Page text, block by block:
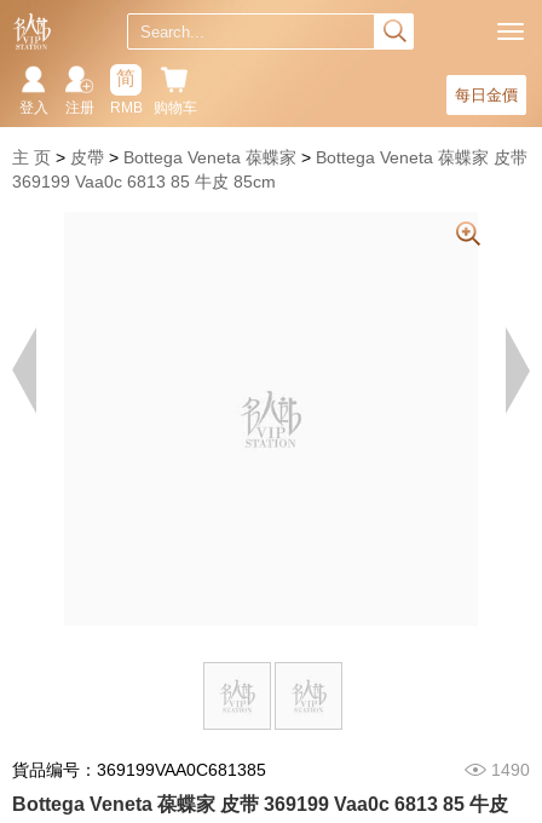
每日金價
购物车
简
RMB
注册
登入
主 页 皮帶 Bottega Veneta 葆蝶家
Bottega Veneta 葆蝶家 皮带
369199 Vaa0c 6813 85 牛皮 85cm
貨品编号：369199VAA0C681385 1490
Bottega Veneta 葆蝶家 皮带 369199 Vaa0c 6813 85 牛皮